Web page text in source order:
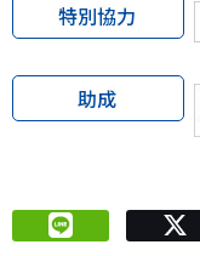
特別協力
助成